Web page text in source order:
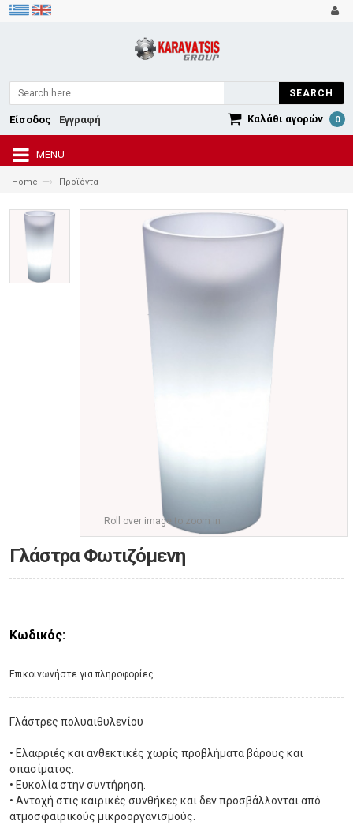
SEARCH
Καλάθι αγορών 0
Εγγραφή
Είσοδος
MENU
Home —› Προϊόντα
Roll over image to zoom in
Γλάστρα Φωτιζόμενη
Κωδικός:
Eπικοινωνήστε για πληροφορίες
Γλάστρες πολυαιθυλενίου
• Ελαφριές και ανθεκτικές χωρίς προβλήματα βάρους και
σπασίματος.
• Ευκολία στην συντήρηση.
• Αντοχή στις καιρικές συνθήκες και δεν προσβάλλονται από
ατμοσφαιρικούς μικροοργανισμούς.